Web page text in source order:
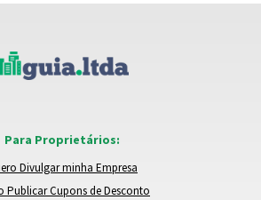
Para Proprietários:
Divulgar minha Empresa
Publicar Cupons de Desconto